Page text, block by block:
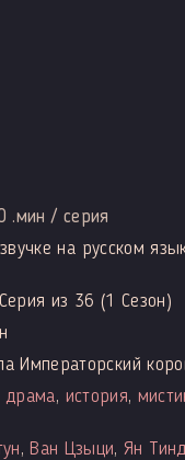
.мин / серия
на русском
из 36 (1 Сезон)
Императорский
драма, история,
, Ван Цзыци,Ян